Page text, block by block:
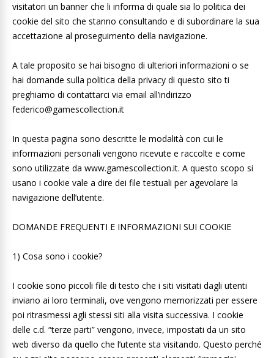
visitatori un banner che li informa di quale sia lo politica dei
cookie del sito che stanno consultando e di subordinare la sua
accettazione al proseguimento della navigazione.
A tale proposito se hai bisogno di ulteriori informazioni o se
hai domande sulla politica della privacy di questo sito ti
preghiamo di contattarci via email all’indirizzo
federico@gamescollection.it
In questa pagina sono descritte le modalità con cui le
informazioni personali vengono ricevute e raccolte e come
sono utilizzate da www.gamescollection.it. A questo scopo si
usano i cookie vale a dire dei file testuali per agevolare la
navigazione dell’utente.
DOMANDE FREQUENTI E INFORMAZIONI SUI COOKIE
1) Cosa sono i cookie?
I cookie sono piccoli file di testo che i siti visitati dagli utenti
inviano ai loro terminali, ove vengono memorizzati per essere
poi ritrasmessi agli stessi siti alla visita successiva. I cookie
delle c.d. “terze parti” vengono, invece, impostati da un sito
web diverso da quello che l’utente sta visitando. Questo perché